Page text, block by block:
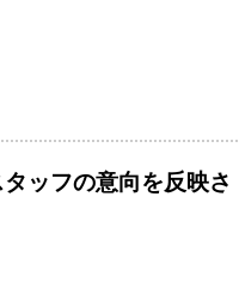
ッフの意向を反映さ